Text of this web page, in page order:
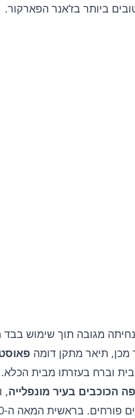
ביותר בז’אנר הפארקור.
של נחיתה מגובה תוך שימוש
פאוסט
וברח בעזרתו מבית הכלא.
הכוכבים בעיר מונפלייה,